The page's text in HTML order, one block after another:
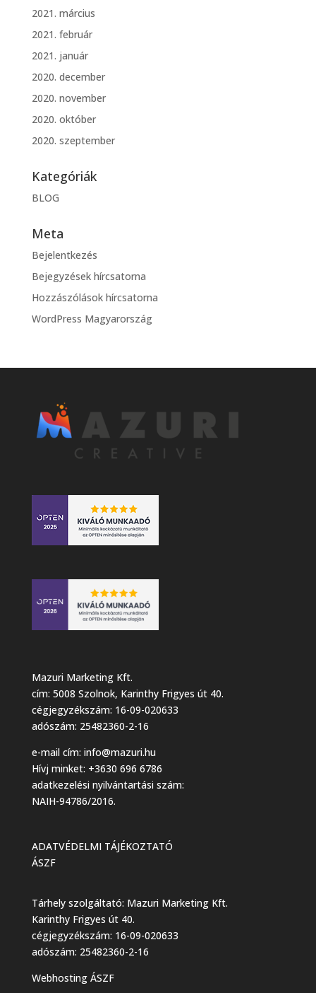
2021. március
2021. február
2021. január
2020. december
2020. november
2020. október
2020. szeptember
Kategóriák
BLOG
Meta
Bejelentkezés
Bejegyzések hírcsatorna
Hozzászólások hírcsatorna
WordPress Magyarország
Mazuri Marketing Kft.
cím: 5008 Szolnok, Karinthy Frigyes út 40.
cégjegyzékszám: 16-09-020633
adószám: 25482360-2-16
e-mail cím: info@mazuri.hu
Hívj minket: +3630 696 6786
adatkezelési nyilvántartási szám:
NAIH-94786/2016.
ADATVÉDELMI TÁJÉKOZTATÓ
ÁSZF
Tárhely szolgáltató: Mazuri Marketing Kft.
Karinthy Frigyes út 40.
cégjegyzékszám: 16-09-020633
adószám: 25482360-2-16
Webhosting ÁSZF